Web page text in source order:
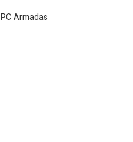
PC Armadas